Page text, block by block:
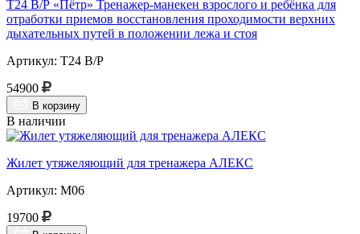
Т24 В/Р «Пётр» Тренажер-манекен взрослого и ребёнка для
отработки приемов восстановления проходимости верхних
дыхательных путей в положении лежа и стоя
Артикул: Т24 В/Р
54900
В корзину
В наличии
Жилет утяжеляющий для тренажера АЛЕКС
Артикул: М06
19700